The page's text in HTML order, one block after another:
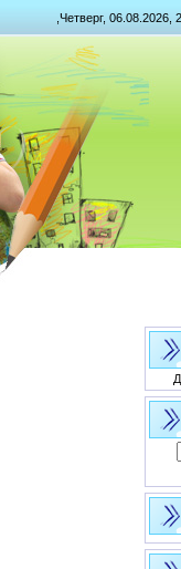
,Четверг, 06.08.2026,